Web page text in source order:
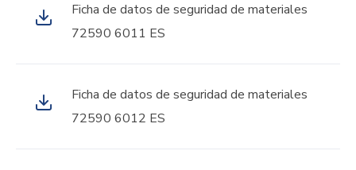
Ficha de datos de seguridad de materiales
72590 6011 ES
Ficha de datos de seguridad de materiales
72590 6012 ES